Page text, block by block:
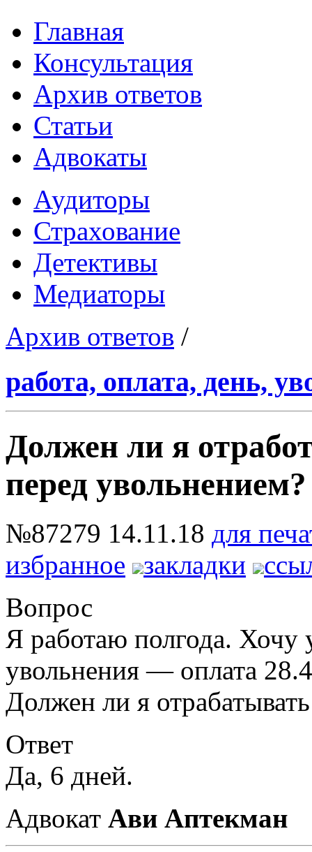
Главная
Консультация
Архив ответов
Статьи
Адвокаты
Аудиторы
Страхование
Детективы
Медиаторы
Архив ответов /
работа, оплата, день,
Должен ли я
перед увольнением?
№87279 14.11.18 для
избранное
закладки
Вопрос
Я работаю полгода. Хочу
увольнения — оплата
Должен ли я
Ответ
Да, 6 дней.
Адвокат Ави Аптекман